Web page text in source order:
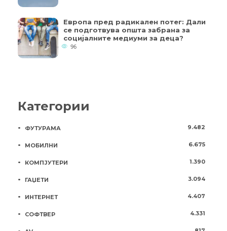
Европа пред радикален потег: Дали
се подготвува општа забрана за
социјалните медиуми за деца?
96
Категории
ФУТУРАМА 9.482
МОБИЛНИ 6.675
КОМПЈУТЕРИ 1.390
ГАЏЕТИ 3.094
ИНТЕРНЕТ 4.407
СОФТВЕР 4.331